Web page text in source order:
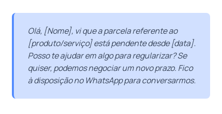
Olá, [Nome], vi que a parcela referente ao
[produto/serviço] está pendente desde [data].
Posso te ajudar em algo para regularizar? Se
quiser, podemos negociar um novo prazo. Fico
à disposição no WhatsApp para conversarmos.